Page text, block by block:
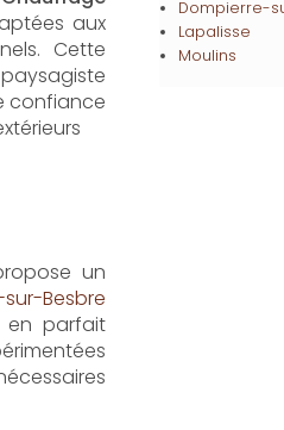
aux
Cette
confiance
Dompierre-
Lapalisse
Moulins